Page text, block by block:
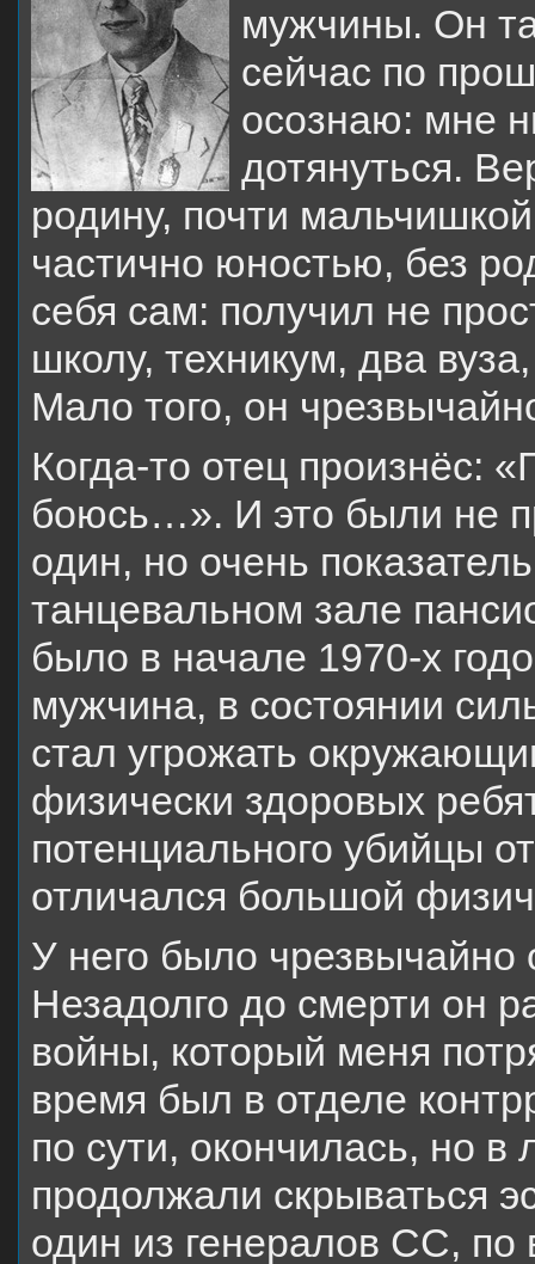
мужчины. Он
сейчас по
осознаю: мне
дотянуться.
родину, почти
частично юностью, без
себя сам: получил не
школу, техникум, два
Мало того, он
Когда-то отец произнёс:
боюсь…». И это были не
один, но очень
танцевальном зале
было в начале 1970-х
мужчина, в состоянии
стал угрожать
физически здоровых
потенциального убийцы
отличался большой
У него было чрезвычайно
Незадолго до смерти он
войны, который меня
время был в отделе
по сути, окончилась, но в
продолжали скрываться
один из генералов СС,